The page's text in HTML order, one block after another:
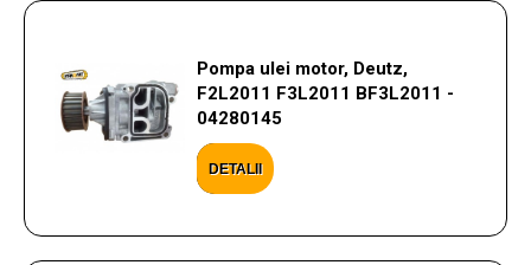
Pompa ulei motor, Deutz,
F2L2011 F3L2011 BF3L2011 -
04280145
DETALII